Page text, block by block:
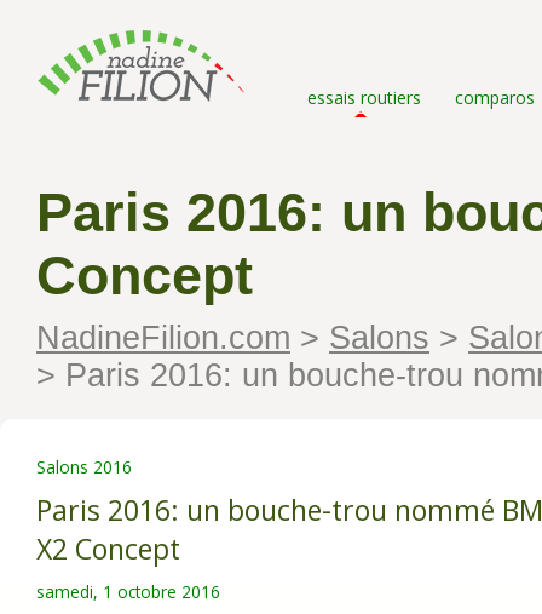
essais routiers comparos
Paris 2016: un
Concept
NadineFilion.com > Salons >
> Paris 2016: un bouche-trou
Salons 2016
Paris 2016: un bouche-trou nommé
X2 Concept
samedi, 1 octobre 2016